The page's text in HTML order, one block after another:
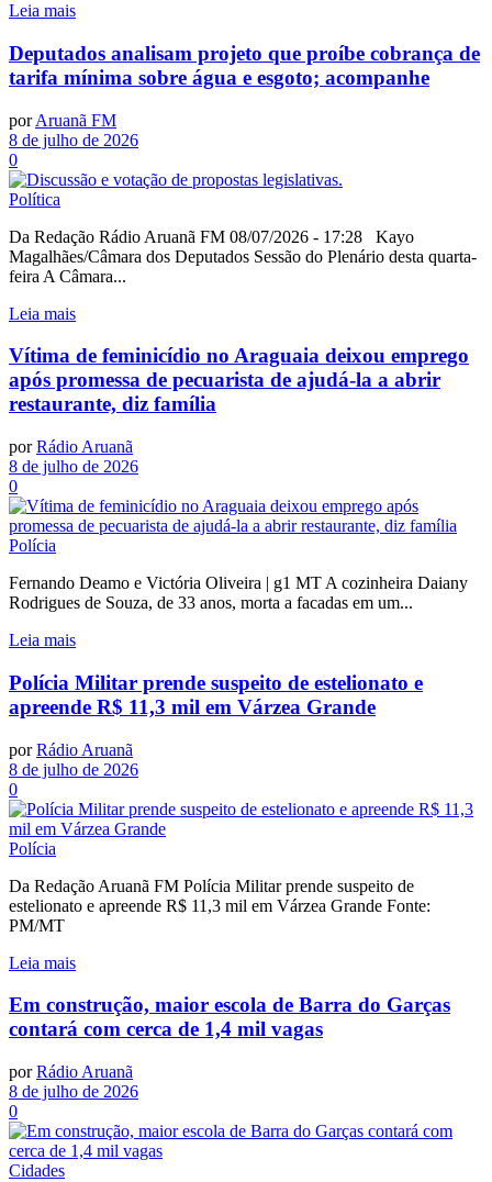
Leia mais
Deputados analisam projeto que proíbe cobrança de
tarifa mínima sobre água e esgoto; acompanhe
por Aruanã FM
8 de julho de 2026
0
Política
Da Redação Rádio Aruanã FM 08/07/2026 - 17:28 Kayo
Magalhães/Câmara dos Deputados Sessão do Plenário desta quarta-
feira A Câmara...
Leia mais
Vítima de feminicídio no Araguaia deixou emprego
após promessa de pecuarista de ajudá-la a abrir
restaurante, diz família
por Rádio Aruanã
8 de julho de 2026
0
Polícia
Fernando Deamo e Victória Oliveira | g1 MT A cozinheira Daiany
Rodrigues de Souza, de 33 anos, morta a facadas em um...
Leia mais
Polícia Militar prende suspeito de estelionato e
apreende R$ 11,3 mil em Várzea Grande
por Rádio Aruanã
8 de julho de 2026
0
Polícia
Da Redação Aruanã FM Polícia Militar prende suspeito de
estelionato e apreende R$ 11,3 mil em Várzea Grande Fonte:
PM/MT
Leia mais
Em construção, maior escola de Barra do Garças
contará com cerca de 1,4 mil vagas
por Rádio Aruanã
8 de julho de 2026
0
Cidades